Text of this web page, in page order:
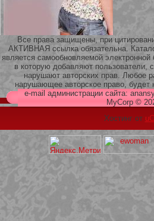
209 Белая кофта из ленточного
кружева
Все права защищены, при
АКТИВНАЯ ссылка обязательна.
является самообновляемой
в которую добавляют пользователи,
нарушают авторских прав. Любое
нарушающее авторское право, будет
e-mail администрации сайта:
MyCorp ©
Хостинг от